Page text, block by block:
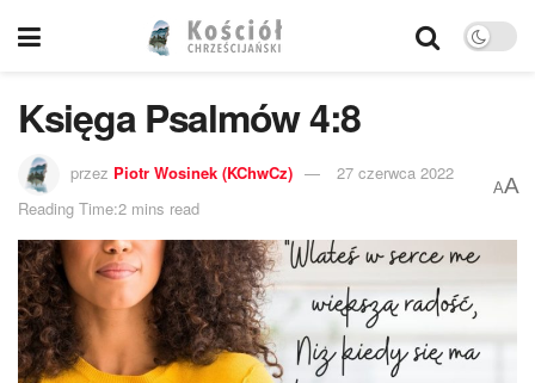
Księga Psalmów 4:8
przez Piotr Wosinek (KChwCz)
27 czerwca 2022
Reading Time:2 mins read
AA